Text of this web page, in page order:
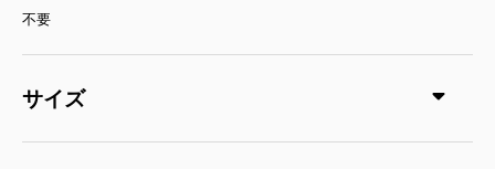
不要
サイズ